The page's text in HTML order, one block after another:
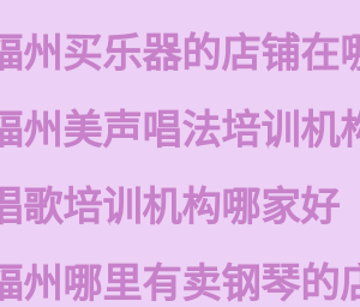
州买乐器的店铺在
州美声唱法培训机
歌培训机构哪家好
州哪里有卖钢琴的